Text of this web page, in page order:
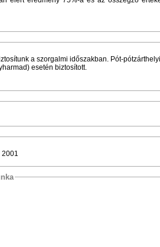
a szorgalmi időszakban. Pót-
esetén biztosított.
2001